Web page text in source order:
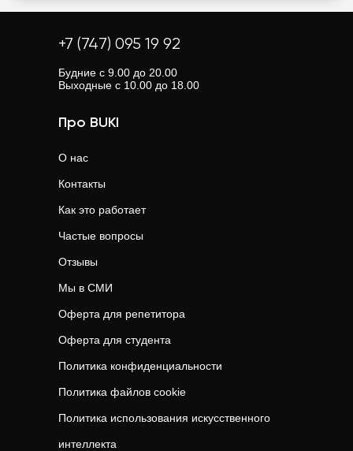
+7 (747) 095 19 92
Будние с 9.00 до 20.00
Выходные с 10.00 до 18.00
Про BUKI
О нас
Контакты
Как это работает
Частые вопросы
Отзывы
Мы в СМИ
Оферта для репетитора
Оферта для студента
Политика конфиденциальности
Политика файлов cookie
Политика использования искусственного
интеллекта